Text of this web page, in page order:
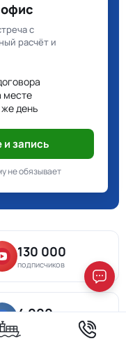
с
расчёт и
месте
день
запись
не обязывает
130 000
подписчиков
4 000
подписчиков